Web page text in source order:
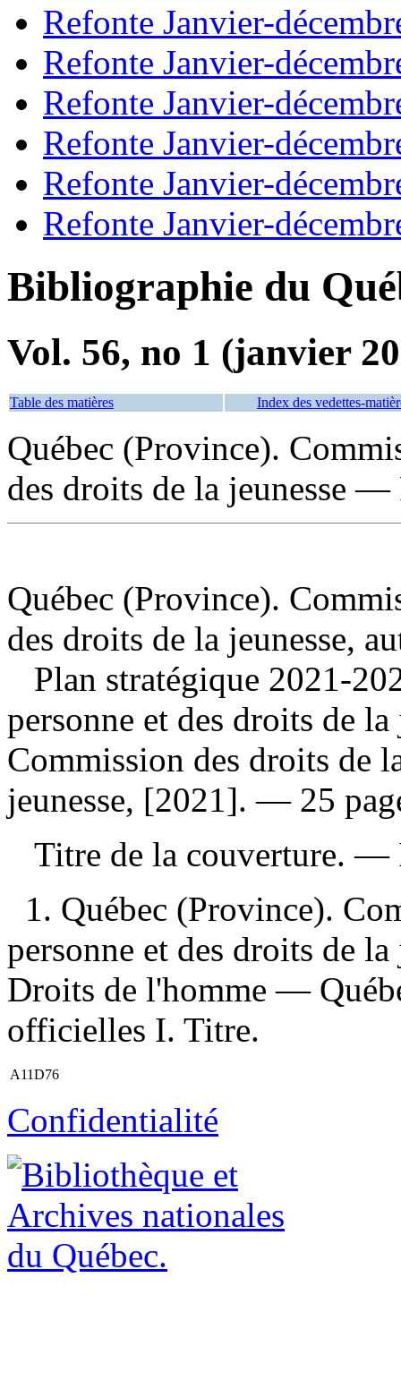
Refonte Janvier-
Refonte Janvier-
Refonte Janvier-
Refonte Janvier-
Refonte Janvier-
Refonte Janvier-
Bibliographie du
Vol. 56, no 1 (janvier
Table des matières Index des vedettes-
Québec (Province).
des droits de la jeunesse
Québec (Province).
des droits de la jeunesse,
Plan stratégique 2021-
personne et des droits de
Commission des droits de
jeunesse, [2021]. — 25
Titre de la couverture. —
1. Québec (Province).
personne et des droits de
Droits de l'homme —
officielles I. Titre.
A11D76
Confidentialité